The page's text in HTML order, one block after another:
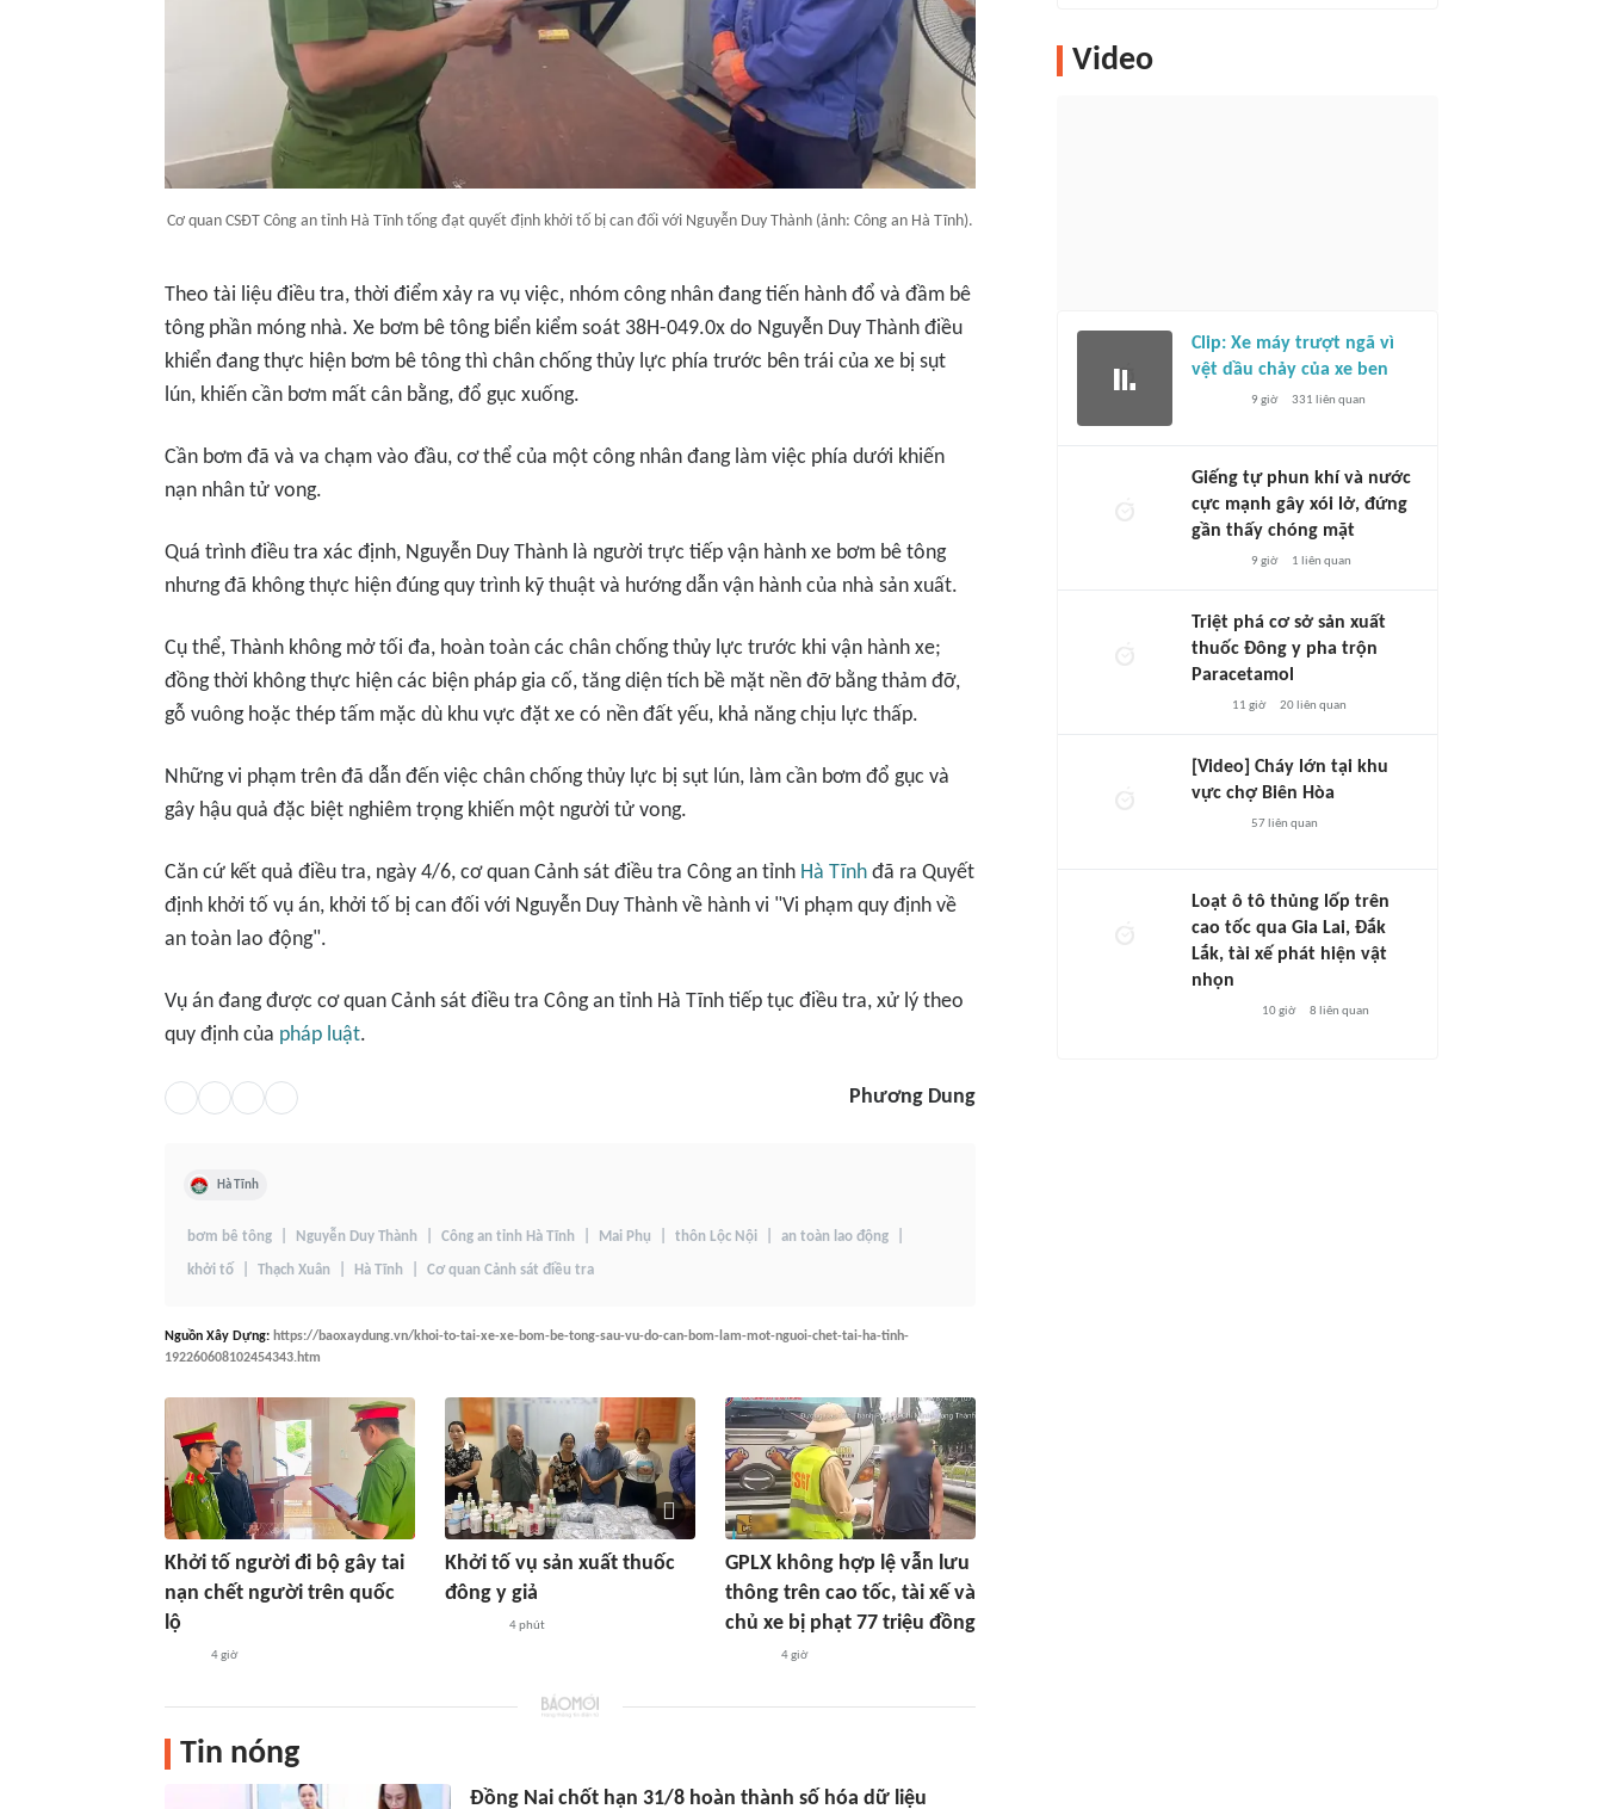
Cơ quan CSĐT Công an tỉnh Hà Tĩnh tống đạt quyết định khởi tố bị can đối với Nguyễn Duy Thành (ảnh: Công an Hà Tĩnh).
Theo tài liệu điều tra, thời điểm xảy ra vụ việc, nhóm công nhân đang tiến hành đổ và đầm bê
tông phần móng nhà. Xe bơm bê tông biển kiểm soát 38H-049.0x do Nguyễn Duy Thành điều
khiển đang thực hiện bơm bê tông thì chân chống thủy lực phía trước bên trái của xe bị sụt
lún, khiến cần bơm mất cân bằng, đổ gục xuống.
Cần bơm đã và va chạm vào đầu, cơ thể của một công nhân đang làm việc phía dưới khiến
nạn nhân tử vong.
Quá trình điều tra xác định, Nguyễn Duy Thành là người trực tiếp vận hành xe bơm bê tông
nhưng đã không thực hiện đúng quy trình kỹ thuật và hướng dẫn vận hành của nhà sản xuất.
Cụ thể, Thành không mở tối đa, hoàn toàn các chân chống thủy lực trước khi vận hành xe;
đồng thời không thực hiện các biện pháp gia cố, tăng diện tích bề mặt nền đỡ bằng thảm đỡ,
gỗ vuông hoặc thép tấm mặc dù khu vực đặt xe có nền đất yếu, khả năng chịu lực thấp.
Những vi phạm trên đã dẫn đến việc chân chống thủy lực bị sụt lún, làm cần bơm đổ gục và
gây hậu quả đặc biệt nghiêm trọng khiến một người tử vong.
Căn cứ kết quả điều tra, ngày 4/6, cơ quan Cảnh sát điều tra Công an tỉnh Hà Tĩnh đã ra Quyết
định khởi tố vụ án, khởi tố bị can đối với Nguyễn Duy Thành về hành vi "Vi phạm quy định về
an toàn lao động".
Vụ án đang được cơ quan Cảnh sát điều tra Công an tỉnh Hà Tĩnh tiếp tục điều tra, xử lý theo
quy định của pháp luật.
Phương Dung
Hà Tĩnh
bơm bê tông Nguyễn Duy Thành Công an tỉnh Hà Tĩnh Mai Phụ thôn Lộc Nội an toàn lao động
khởi tố Thạch Xuân Hà Tĩnh Cơ quan Cảnh sát điều tra
Nguồn Xây Dựng: https://baoxaydung.vn/khoi-to-tai-xe-xe-bom-be-tong-sau-vu-do-can-bom-lam-mot-nguoi-chet-tai-ha-tinh-
192260608102454343.htm
Khởi tố người đi bộ gây tai
nạn chết người trên quốc
lộ
4 giờ
Khởi tố vụ sản xuất thuốc
đông y giả
4 phút
GPLX không hợp lệ vẫn lưu
thông trên cao tốc, tài xế và
chủ xe bị phạt 77 triệu đồng
4 giờ
Tin nóng
Đồng Nai chốt hạn 31/8 hoàn thành số hóa dữ liệu
Video
Clip: Xe máy trượt ngã vì
vệt dầu chảy của xe ben
9 giờ 331 liên quan
Giếng tự phun khí và nước
cực mạnh gây xói lở, đứng
gần thấy chóng mặt
9 giờ 1 liên quan
Triệt phá cơ sở sản xuất
thuốc Đông y pha trộn
Paracetamol
11 giờ 20liên quan
[Video] Cháy lớn tại khu
vực chợ Biên Hòa
57liên quan
Loạt ô tô thủng lốp trên
cao tốc qua Gia Lai, Đắk
Lắk, tài xế phát hiện vật
nhọn
10 giờ 8 liên quan